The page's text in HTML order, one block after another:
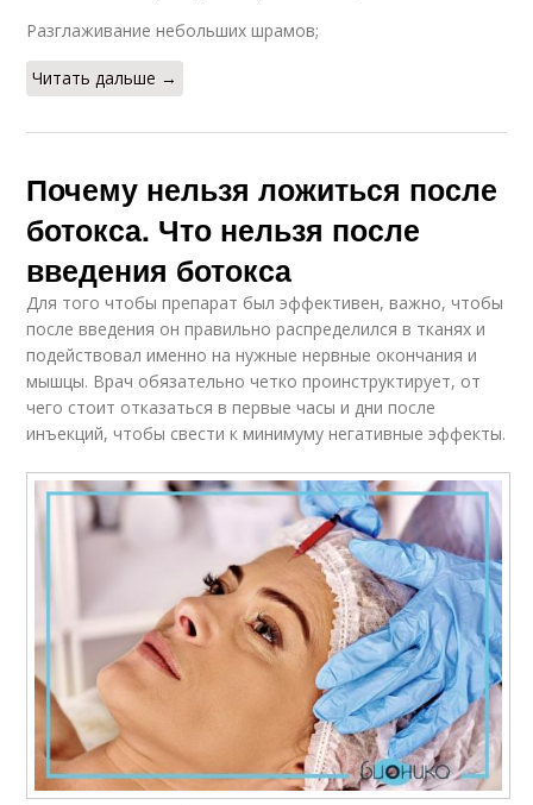
Разглаживание небольших шрамов;
Читать дальше →
Почему нельзя ложиться после
ботокса. Что нельзя после
введения ботокса
Для того чтобы препарат был эффективен, важно, чтобы
после введения он правильно распределился в тканях и
подействовал именно на нужные нервные окончания и
мышцы. Врач обязательно четко проинструктирует, от
чего стоит отказаться в первые часы и дни после
инъекций, чтобы свести к минимуму негативные эффекты.